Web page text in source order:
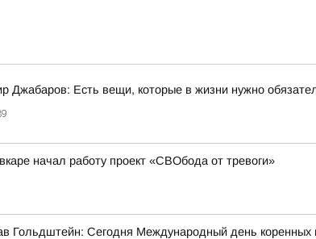
Джабаров: Есть вещи, которые в жизни нужно
начал работу проект «СВОбода от тревоги»
Гольдштейн: Сегодня Международный день коренных